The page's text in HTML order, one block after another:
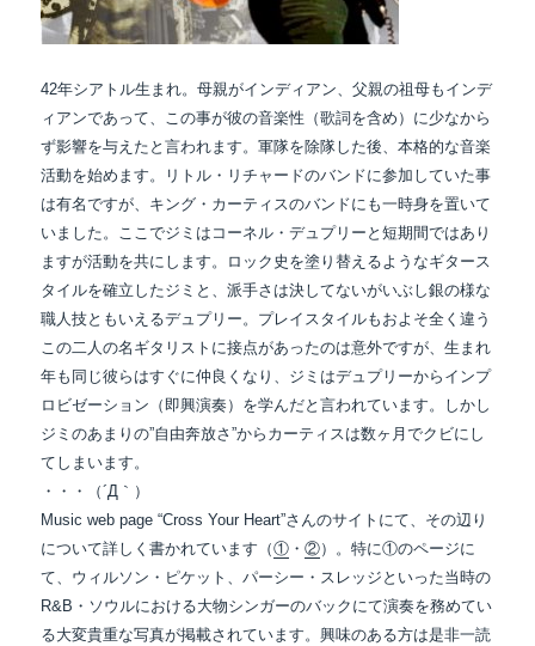
42年シアトル生まれ。母親がインディアン、父親の祖母もインデ
ィアンであって、この事が彼の音楽性（歌詞を含め）に少なから
ず影響を与えたと言われます。軍隊を除隊した後、本格的な音楽
活動を始めます。リトル・リチャードのバンドに参加していた事
は有名ですが、キング・カーティスのバンドにも一時身を置いて
いました。ここでジミはコーネル・デュプリーと短期間ではあり
ますが活動を共にします。ロック史を塗り替えるようなギタース
タイルを確立したジミと、派手さは決してないがいぶし銀の様な
職人技ともいえるデュプリー。プレイスタイルもおよそ全く違う
この二人の名ギタリストに接点があったのは意外ですが、生まれ
年も同じ彼らはすぐに仲良くなり、ジミはデュプリーからインプ
ロビゼーション（即興演奏）を学んだと言われています。しかし
ジミのあまりの”自由奔放さ”からカーティスは数ヶ月でクビにし
てしまいます。
・・・（´Д｀）
Music web page “Cross Your Heart”さんのサイトにて、その辺り
について詳しく書かれています（① ・②）。特に①のページに
て、ウィルソン・ピケット、パーシー・スレッジといった当時の
R&B・ソウルにおける大物シンガーのバックにて演奏を務めてい
る大変貴重な写真が掲載されています。興味のある方は是非一読